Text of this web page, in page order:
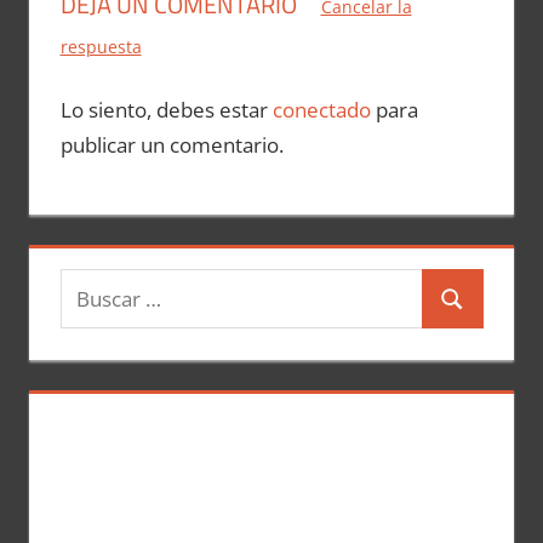
Cancelar la
respuesta
Lo siento, debes estar conectadopara
publicar un comentario.
u
s
c
B
s